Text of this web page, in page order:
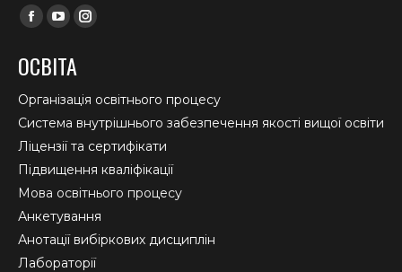
Find us on:
Facebook
opens
in
new
window
YouTube
opens
in
new
window
Instagram
in
new
window
ОСВІТА
Організація освітнього процесу
Система внутрішнього забезпечення якості вищої освіти
Ліцензії та сертифікати
Підвищення кваліфікації
Мова освітнього процесу
Анкетування
Анотації вибіркових дисциплін
Лабораторії